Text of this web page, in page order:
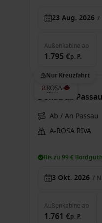
23 Aug. 2026 7
Außenkabine ab
1.795 €p. P.
Nur Kreuzfahrt
Donau ab
Ab / An Passau
A-ROSA RIVA
Bis zu 99 €
3 Okt. 2026 7
Außenkabine ab
1.761 €p. P.